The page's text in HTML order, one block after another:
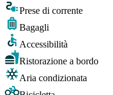
Prese di corrente
Bagagli
Accessibilità
Ristorazione a bordo
Aria condizionata